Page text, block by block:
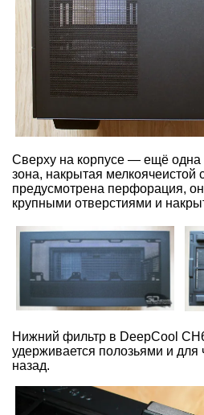
Сверху на корпусе — ещё
зона, накрытая мелкоячеистой
предусмотрена перфорация,
крупными отверстиями и
Нижний фильтр в DeepCool
удерживается полозьями и для
назад.